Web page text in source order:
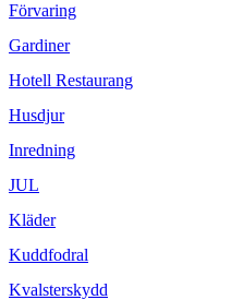
Förvaring
Gardiner
Hotell Restaurang
Husdjur
Inredning
JUL
Kläder
Kuddfodral
Kvalsterskydd